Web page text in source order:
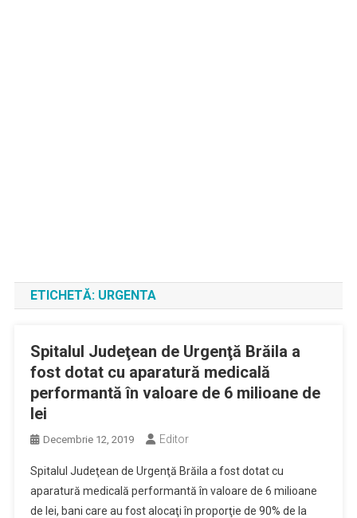
ETICHETĂ: URGENTA
Spitalul Judeţean de Urgenţă Brăila a
fost dotat cu aparatură medicală
performantă în valoare de 6 milioane de
lei
Decembrie 12, 2019 Editor
Spitalul Judeţean de Urgenţă Brăila a fost dotat cu
aparatură medicală performantă în valoare de 6 milioane
de lei, bani care au fost alocaţi în proporţie de 90% de la